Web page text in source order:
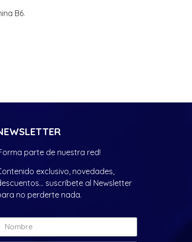
B6.
parte de nuestra red!
exclusivo, novedades,
suscríbete al Newsletter
no perderte nada.